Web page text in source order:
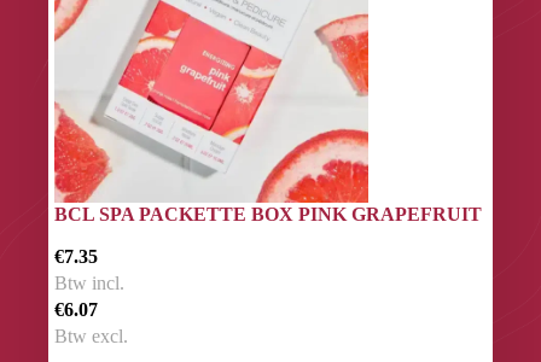
BCL SPA PACKETTE BOX PINK GRAPEFRUIT
€7.35
Btw incl.
€6.07
Btw excl.